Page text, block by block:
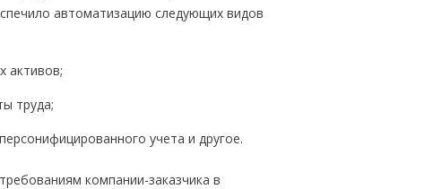
автоматизацию следующих видов
активов;
труда;
учета и другое.
компании-заказчика в